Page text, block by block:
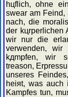
hцflich, ohne
swear am Feind,
nach, die
der kцrperlichen
wir nur die
verwenden, wir
kдmpfen, wir
treason,
unseres
heiяt, was auch
Kampfes tun,